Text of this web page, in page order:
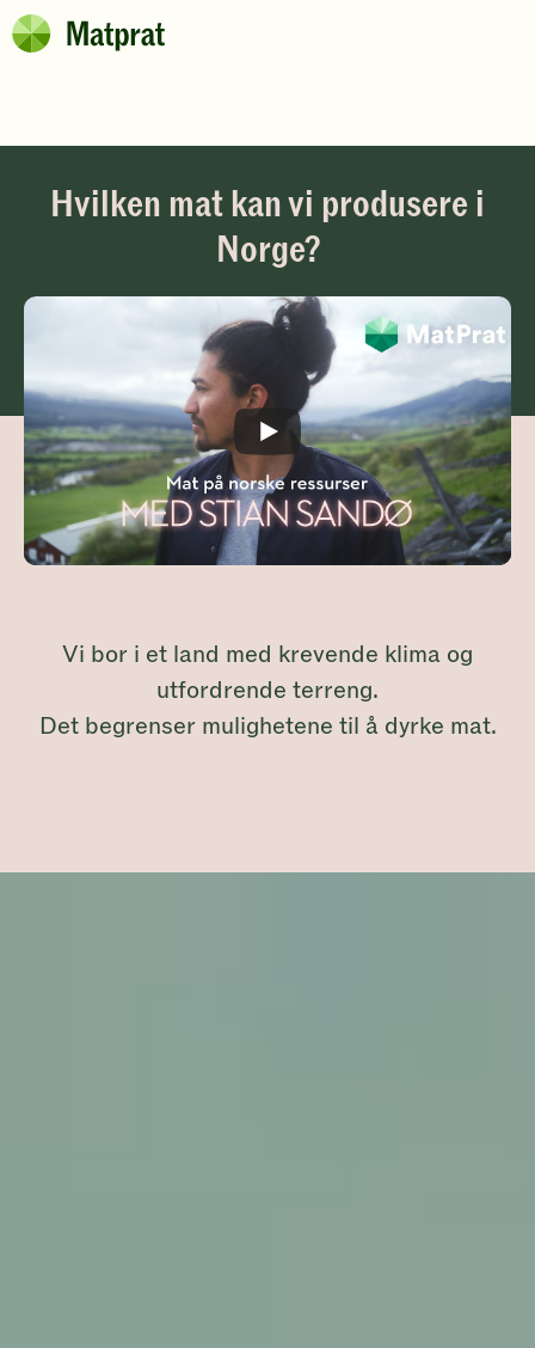
Hopp til hovedinnhold
Matprat
Hvilken mat kan vi produsere i
Norge?
Vi bor i et land med krevende klima og
utfordrende terreng.
Det begrenser mulighetene til å dyrke mat.